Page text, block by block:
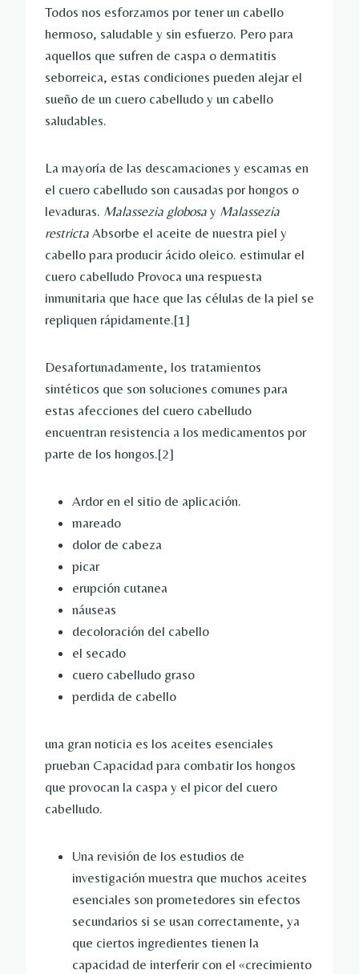
Todos nos esforzamos por tener un cabello
hermoso, saludable y sin esfuerzo. Pero para
aquellos que sufren de caspa o dermatitis
seborreica, estas condiciones pueden alejar el
sueño de un cuero cabelludo y un cabello
saludables.
La mayoría de las descamaciones y escamas en
el cuero cabelludo son causadas por hongos o
levaduras. Malassezia globosa y Malassezia
restricta Absorbe el aceite de nuestra piel y
cabello para producir ácido oleico. estimular el
cuero cabelludo Provoca una respuesta
inmunitaria que hace que las células de la piel se
repliquen rápidamente.[1]
Desafortunadamente, los tratamientos
sintéticos que son soluciones comunes para
estas afecciones del cuero cabelludo
encuentran resistencia a los medicamentos por
parte de los hongos.[2]
Ardor en el sitio de aplicación.
mareado
dolor de cabeza
picar
erupción cutanea
náuseas
decoloración del cabello
el secado
cuero cabelludo graso
perdida de cabello
una gran noticia es los aceites esenciales
prueban Capacidad para combatir los hongos
que provocan la caspa y el picor del cuero
cabelludo.
Una revisión de los estudios de
investigación muestra que muchos aceites
esenciales son prometedores sin efectos
secundarios si se usan correctamente, ya
que ciertos ingredientes tienen la
capacidad de interferir con el «crecimiento